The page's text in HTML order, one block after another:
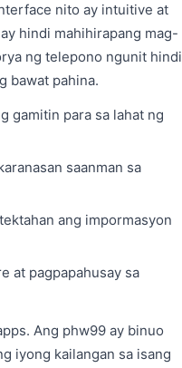
nito ay intuitive at
hindi mahihirapang mag-
ng telepono ngunit hindi
bawat pahina.
gamitin para sa lahat ng
saanman sa
ang impormasyon
at pagpapahusay sa
Ang phw99 ay binuo
iyong kailangan sa isang